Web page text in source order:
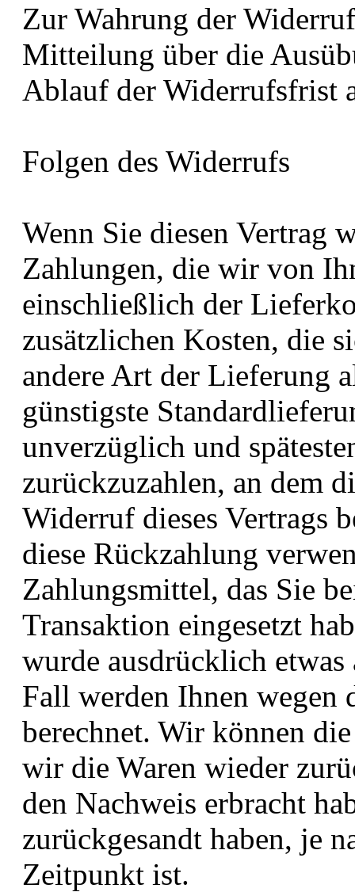
Zur Wahrung der
Mitteilung über die
Ablauf der Widerrufsfrist
Folgen des Widerrufs
Wenn Sie diesen Vertrag
Zahlungen, die wir von
einschließlich der
zusätzlichen Kosten, die
andere Art der Lieferung
günstigste
unverzüglich und
zurückzuzahlen, an dem
Widerruf dieses Vertrags
diese Rückzahlung
Zahlungsmittel, das Sie
Transaktion eingesetzt
wurde ausdrücklich
Fall werden Ihnen wegen
berechnet. Wir können
wir die Waren wieder
den Nachweis erbracht
zurückgesandt haben, je
Zeitpunkt ist.